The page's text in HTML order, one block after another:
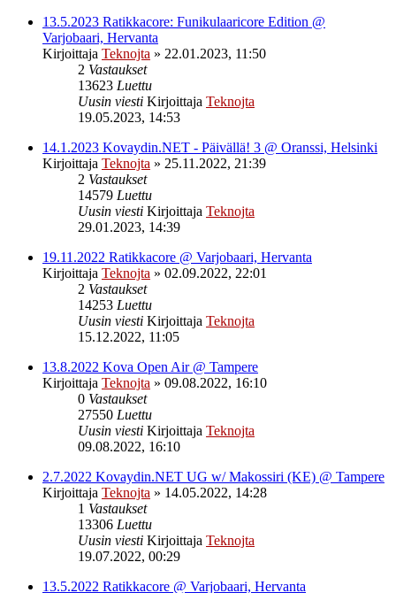
13.5.2023 Ratikkacore: Funikulaaricore Edition @
Varjobaari, Hervanta
Kirjoittaja Teknojta » 22.01.2023, 11:50
2 Vastaukset
13623 Luettu
Uusin viesti Kirjoittaja Teknojta
19.05.2023, 14:53
14.1.2023 Kovaydin.NET - Päivällä! 3 @ Oranssi, Helsinki
Kirjoittaja Teknojta » 25.11.2022, 21:39
2 Vastaukset
14579 Luettu
Uusin viesti Kirjoittaja Teknojta
29.01.2023, 14:39
19.11.2022 Ratikkacore @ Varjobaari, Hervanta
Kirjoittaja Teknojta » 02.09.2022, 22:01
2 Vastaukset
14253 Luettu
Uusin viesti Kirjoittaja Teknojta
15.12.2022, 11:05
13.8.2022 Kova Open Air @ Tampere
Kirjoittaja Teknojta » 09.08.2022, 16:10
0 Vastaukset
27550 Luettu
Uusin viesti Kirjoittaja Teknojta
09.08.2022, 16:10
2.7.2022 Kovaydin.NET UG w/ Makossiri (KE) @ Tampere
Kirjoittaja Teknojta » 14.05.2022, 14:28
1 Vastaukset
13306 Luettu
Uusin viesti Kirjoittaja Teknojta
19.07.2022, 00:29
13.5.2022 Ratikkacore @ Varjobaari, Hervanta